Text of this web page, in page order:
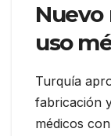
Nuevo
uso
Turquía
fabricación
médicos